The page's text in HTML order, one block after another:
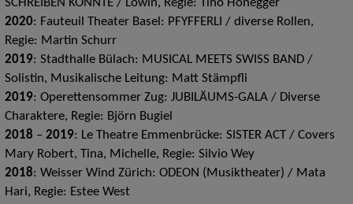
SCHREIBEN KONNTE / Löwin, Regie: Tino Honegger
2020: Fauteuil Theater Basel: PFYFFERLI / diverse Rollen,
Regie: Martin Schurr
2019: Stadthalle Bülach: MUSICAL MEETS SWISS BAND /
Solistin, Musikalische Leitung: Matt Stämpfli
2019: Operettensommer Zug: JUBILÄUMS-GALA / Diverse
Charaktere, Regie: Björn Bugiel
2018 – 2019: Le Theatre Emmenbrücke: SISTER ACT / Covers
Mary Robert, Tina, Michelle, Regie: Silvio Wey
2018: Weisser Wind Zürich: ODEON (Musiktheater) / Mata
Hari, Regie: Estee West